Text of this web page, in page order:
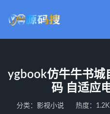
ygbook仿牛牛书城
码 自适应
分类： 影视小说 热度：1.2K